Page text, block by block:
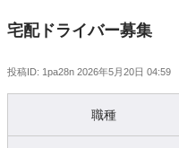
宅配ドライバー募集
投稿ID: 1pa28n 2026年5月20日 04:59
職種